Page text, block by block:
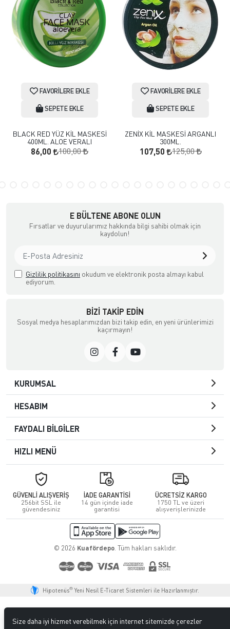
FAVORILERE EKLE
SEPETE EKLE
BLACK RED YÜZ KİL MASKESİ
400ML. ALOE VERALI
86,00 100,00
FAVORILERE EKLE
SEPETE EKLE
ZENİX KİL MASKESİ ARGANLI
300ML.
107,50 125,00
E BÜLTENE ABONE OLUN
Fırsatlar ve duyurularımız hakkında bilgi sahibi olmak için
kaydolun!
Gizlilik politikasını okudum ve elektronik posta almayı kabul
ediyorum.
BIZI TAKIP EDIN
Sosyal medya hesaplarımızdan bizi takip edin, en yeni ürünlerimizi
kaçırmayın!
KURUMSAL
HESABIM
FAYDALI BİLGİLER
HIZLI MENÜ
GÜVENLİ ALIŞVERİŞ
256bit SSL ile
güvendesiniz
İADE GARANTİSİ
14 gün içinde iade
garantisi
ÜCRETSİZ KARGO
1750 TL ve üzeri
alışverişlerinizde
© 2026 Kuafördepo. Tüm hakları saklıdır.
Hipotenüs® Yeni Nesil E-Ticaret Sistemleri ile Hazırlanmıştır.
Size daha iyi hizmet verebilmek için internet sitemizde çerezler